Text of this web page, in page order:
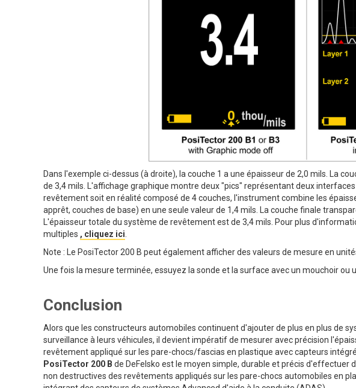
Dans l'exemple ci-dessus (à droite), la couche 1 a une épaisseur de 2,0 mils. La
de 3,4 mils. L'affichage graphique montre deux "pics" représentant deux
revêtement soit en réalité composé de 4 couches, l'instrument combine les
apprêt, couches de base) en une seule valeur de 1,4 mils. La couche finale
L'épaisseur totale du système de revêtement est de 3,4 mils. Pour plus
multiples , cliquez ici
Note : Le PosiTector 200 B peut également afficher des valeurs de mesure en
Une fois la mesure terminée, essuyez la sonde et la surface avec un mouchoir ou
Conclusion
Alors que les constructeurs automobiles continuent d'ajouter de plus en plus de
surveillance à leurs véhicules, il devient impératif de mesurer avec précision
revêtement appliqué sur les pare-chocs/fascias en plastique avec capteurs
PosiTector 200 B de DeFelsko est le moyen simple, durable et précis d'effectuer
non destructives des revêtements appliqués sur les pare-chocs automobiles en